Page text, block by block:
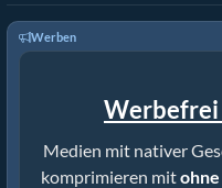
Werben
Werbefrei
Medien mit nativer
komprimieren mit